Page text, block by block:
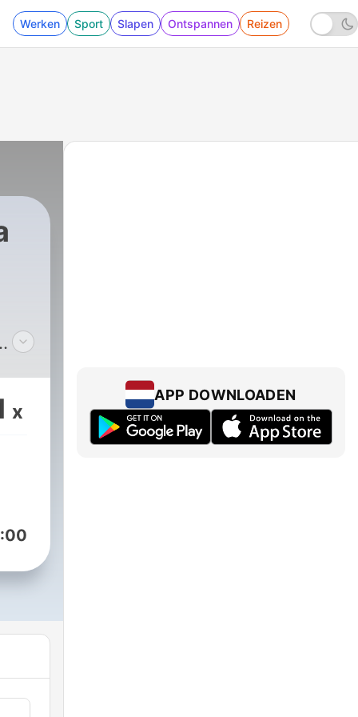
Werken Sport Slapen Ontspannen Reizen
x
APP DOWNLOADEN